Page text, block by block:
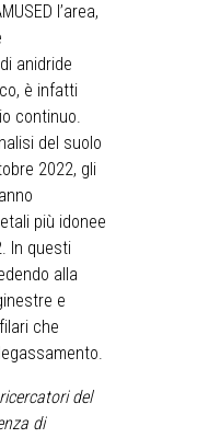
l’area,
anidride
è infatti
continuo.
del suolo
2022, gli
più idonee
In questi
alla
e
che
del
di